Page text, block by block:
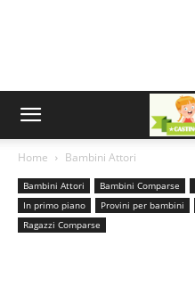
Home Bambini Attori
Bambini Attori Bambini Comparse
In primo piano
Provini per bambini
Ragazzi Comparse